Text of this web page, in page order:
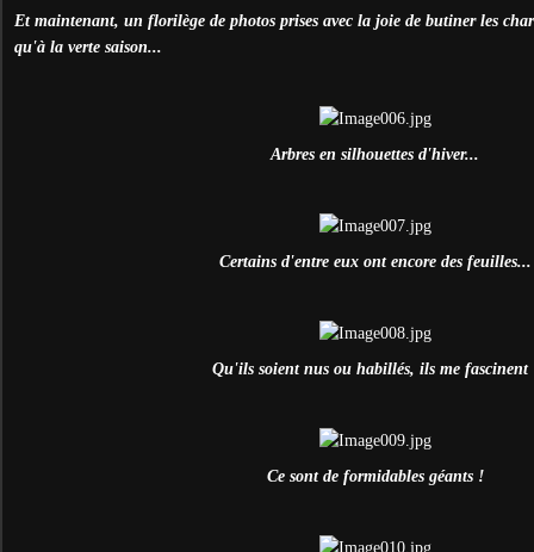
Et maintenant, un florilège de photos prises avec la joie de butiner les
qu'à la verte saison...
Arbres en silhouettes d'hiver...
Certains d'entre eux ont encore des feuilles...
Qu'ils soient nus ou habillés, ils me fascinent
Ce sont de formidables géants !